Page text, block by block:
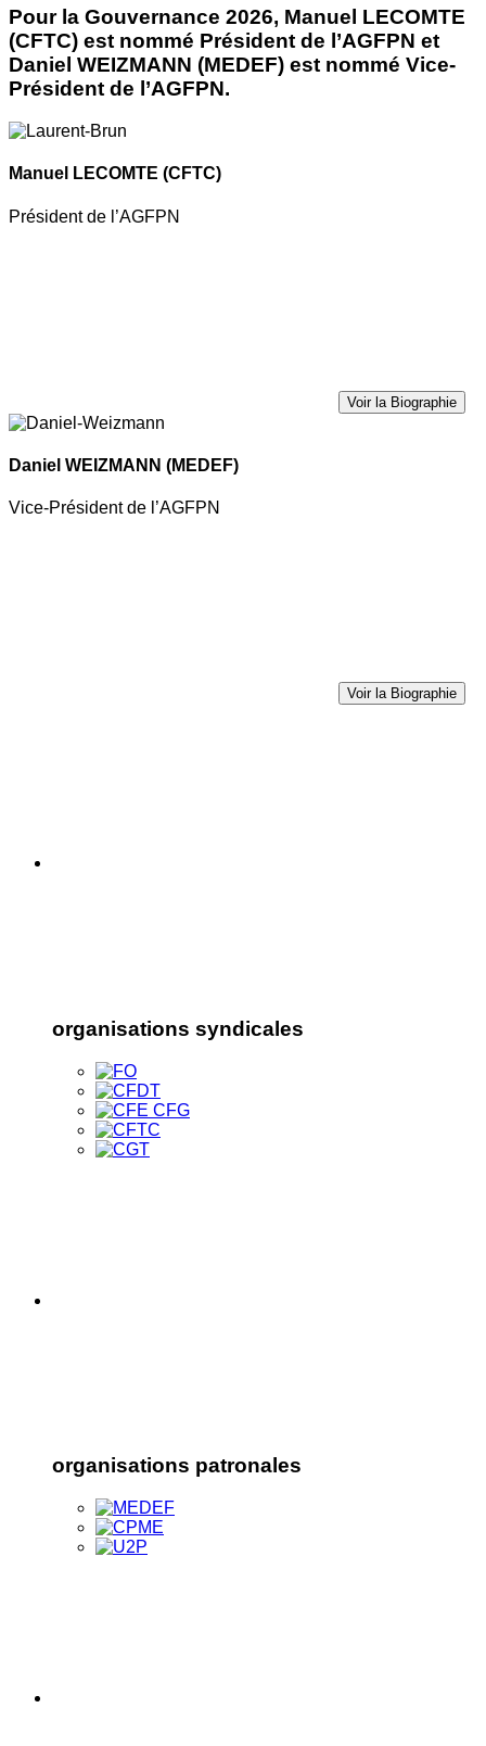
Pour la Gouvernance 2026, Manuel LECOMTE
(CFTC) est nommé Président de l’AGFPN et
Daniel WEIZMANN (MEDEF) est nommé Vice-
Président de l’AGFPN.
Manuel LECOMTE (CFTC)
Président de l’AGFPN
Voir la Biographie
Daniel WEIZMANN (MEDEF)
Vice-Président de l’AGFPN
Voir la Biographie
organisations syndicales
organisations patronales